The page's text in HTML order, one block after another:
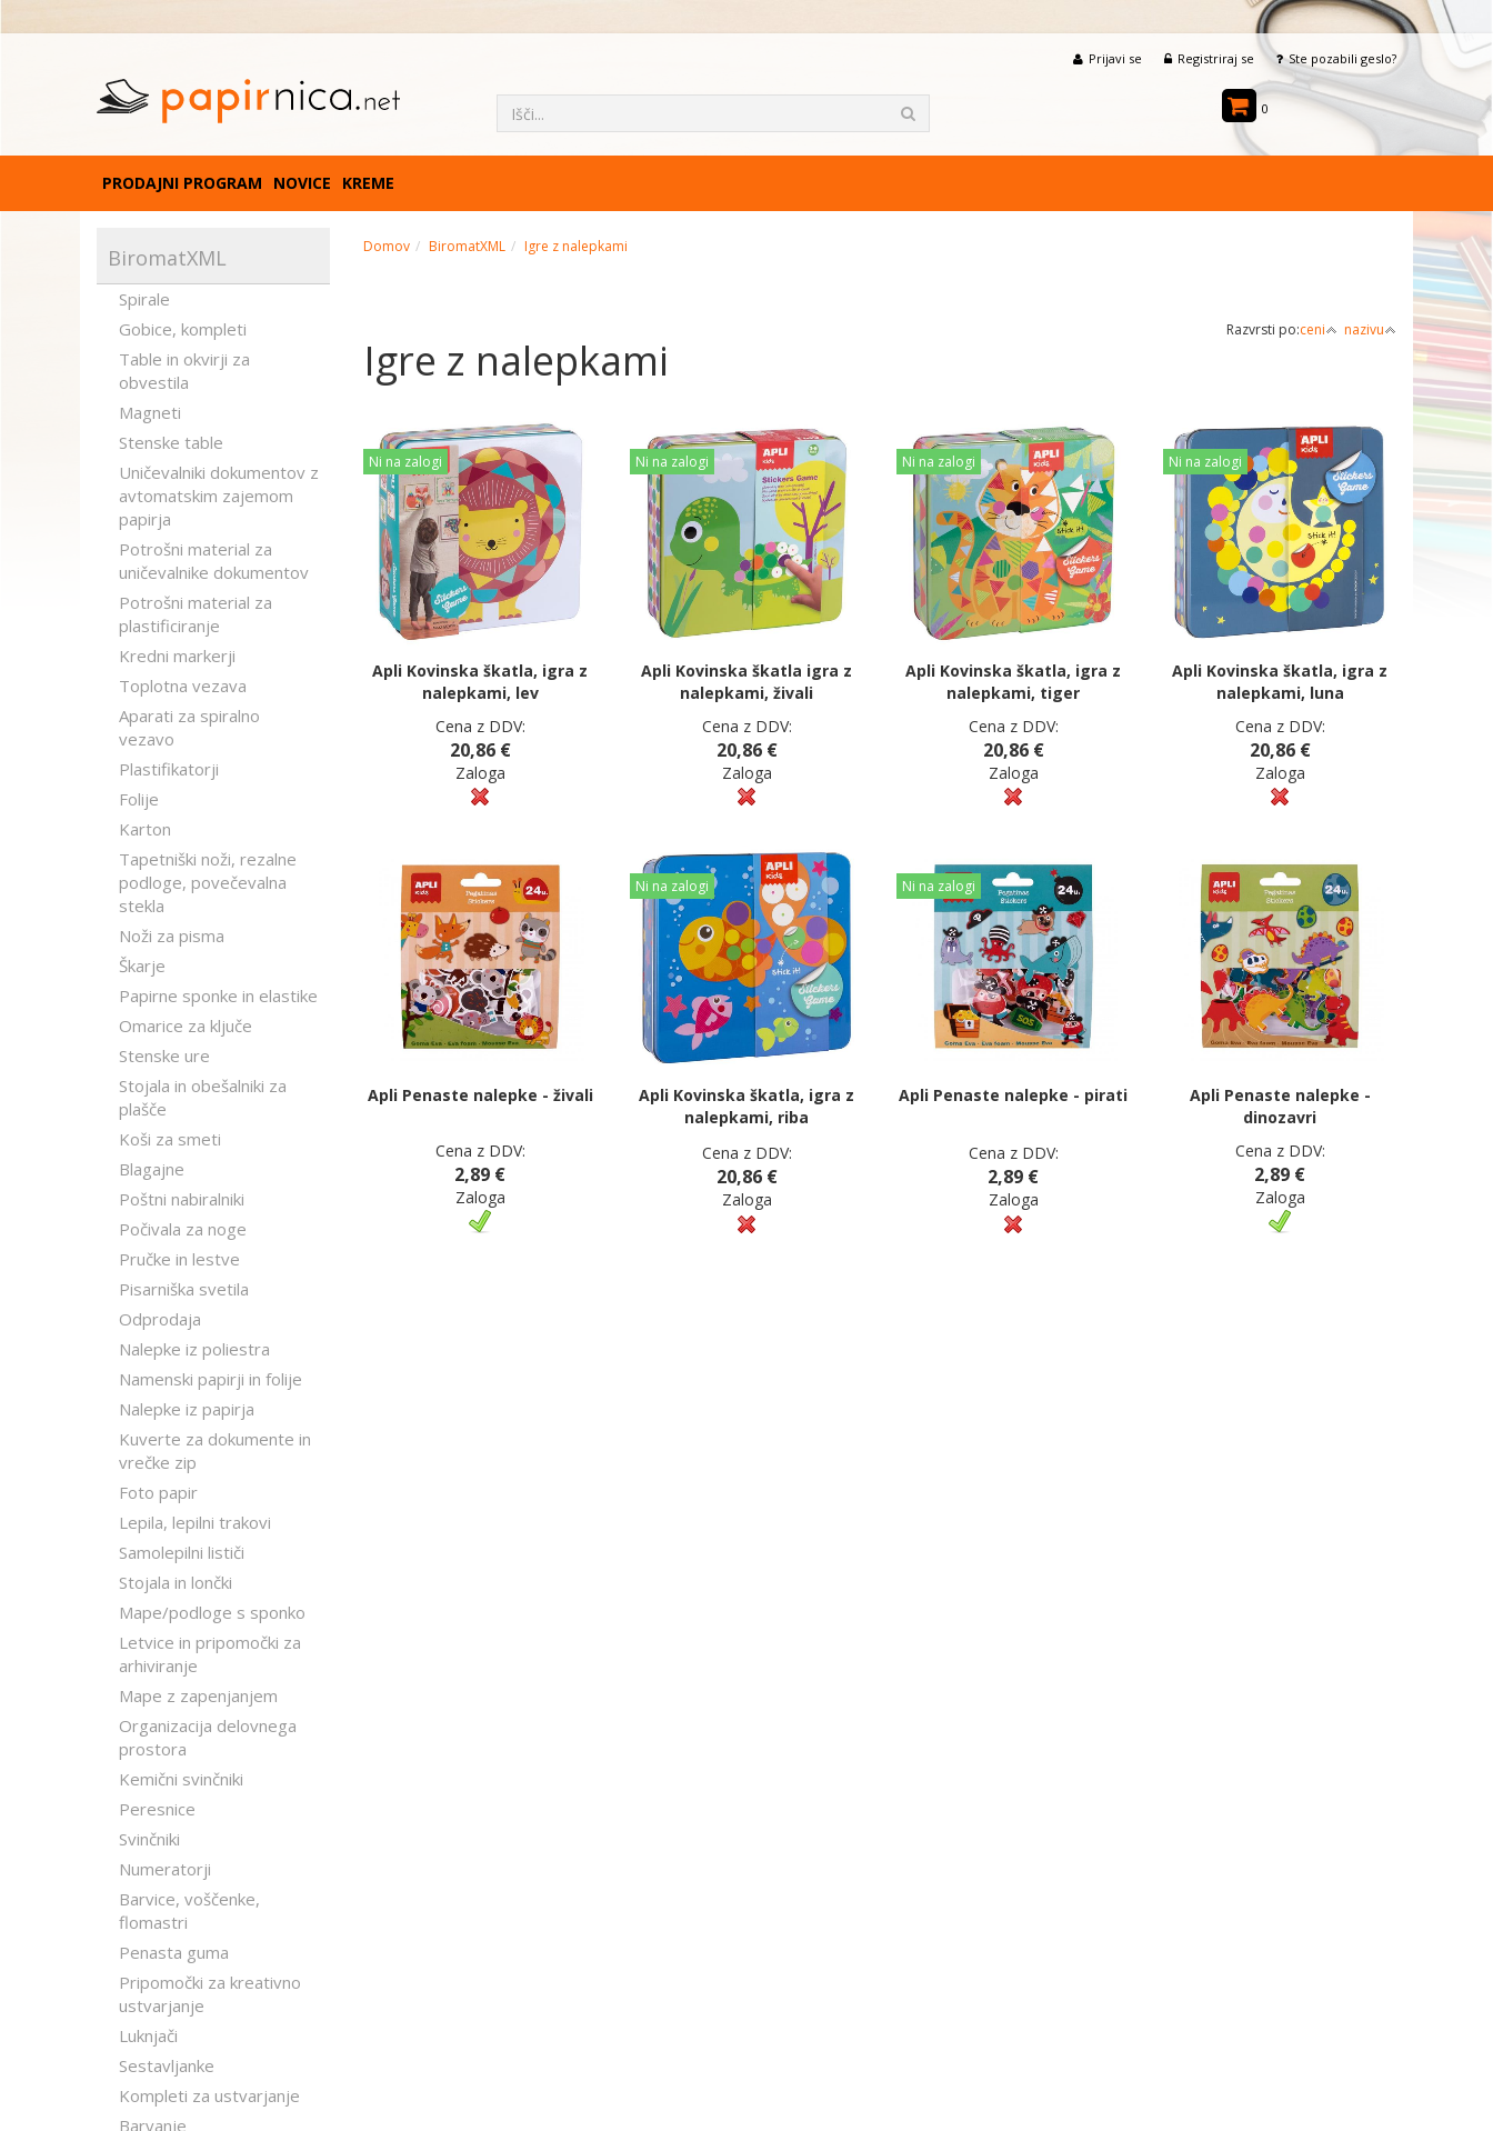
Prijavi se Registriraj se Ste pozabili geslo?
0
PRODAJNI PROGRAM NOVICE KREME
BiromatXML
Spirale
Gobice, kompleti
Table in okvirji za
obvestila
Magneti
Stenske table
Uničevalniki dokumentov z
avtomatskim zajemom
papirja
Potrošni material za
uničevalnike dokumentov
Potrošni material za
plastificiranje
Kredni markerji
Toplotna vezava
Aparati za spiralno
vezavo
Plastifikatorji
Folije
Karton
Tapetniški noži, rezalne
podloge, povečevalna
stekla
Noži za pisma
Škarje
Papirne sponke in elastike
Omarice za ključe
Stenske ure
Stojala in obešalniki za
plašče
Koši za smeti
Blagajne
Poštni nabiralniki
Počivala za noge
Pručke in lestve
Pisarniška svetila
Odprodaja
Nalepke iz poliestra
Namenski papirji in folije
Nalepke iz papirja
Kuverte za dokumente in
vrečke zip
Foto papir
Lepila, lepilni trakovi
Samolepilni lističi
Stojala in lončki
Mape/podloge s sponko
Letvice in pripomočki za
arhiviranje
Mape z zapenjanjem
Organizacija delovnega
prostora
Kemični svinčniki
Peresnice
Svinčniki
Numeratorji
Barvice, voščenke,
flomastri
Penasta guma
Pripomočki za kreativno
ustvarjanje
Luknjači
Sestavljanke
Kompleti za ustvarjanje
Barvanje
Domov BiromatXML Igre z nalepkami
Razvrsti po:ceni nazivu
Igre z nalepkami
Ni na zalogi
Apli Kovinska škatla, igra z
nalepkami, lev
Cena z DDV:
20,86 €
Zaloga
Ni na zalogi
Apli Kovinska škatla igra z
nalepkami, živali
Cena z DDV:
20,86 €
Zaloga
Ni na zalogi
Apli Kovinska škatla, igra z
nalepkami, tiger
Cena z DDV:
20,86 €
Zaloga
Ni na zalogi
Apli Kovinska škatla, igra z
nalepkami, luna
Cena z DDV:
20,86 €
Zaloga
Apli Penaste nalepke - živali
Cena z DDV:
2,89 €
Zaloga
Ni na zalogi
Apli Kovinska škatla, igra z
nalepkami, riba
Cena z DDV:
20,86 €
Zaloga
Ni na zalogi
Apli Penaste nalepke - pirati
Cena z DDV:
2,89 €
Zaloga
Apli Penaste nalepke -
dinozavri
Cena z DDV:
2,89 €
Zaloga